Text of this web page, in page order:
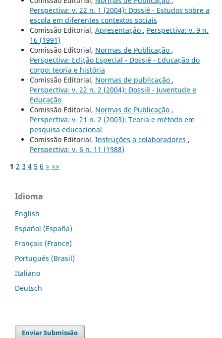
Perspectiva: v. 22 n. 1 (2004): Dossiê - Estudos sobre a
escola em diferentes contextos sociais
Comissão Editorial, Apresentação , Perspectiva: v. 9 n.
16 (1991)
Comissão Editorial, Normas de Publicação ,
Perspectiva: Edição Especial - Dossiê - Educação do
corpo: teoria e história
Comissão Editorial, Normas de publicação ,
Perspectiva: v. 22 n. 2 (2004): Dossiê - Juventude e
Educação
Comissão Editorial, Normas de Publicação ,
Perspectiva: v. 21 n. 2 (2003): Teoria e método em
pesquisa educacional
Comissão Editorial, Instruções a colaboradores ,
Perspectiva: v. 6 n. 11 (1988)
1 2 3 4 5 6 > >>
Idioma
English
Español (España)
Français (France)
Português (Brasil)
Italiano
Deutsch
Enviar Submissão